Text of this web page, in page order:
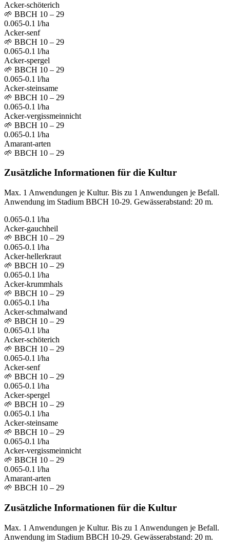
Acker-schöterich
🌱 BBCH 10 – 29
0.065-0.1 l/ha
Acker-senf
🌱 BBCH 10 – 29
0.065-0.1 l/ha
Acker-spergel
🌱 BBCH 10 – 29
0.065-0.1 l/ha
Acker-steinsame
🌱 BBCH 10 – 29
0.065-0.1 l/ha
Acker-vergissmeinnicht
🌱 BBCH 10 – 29
0.065-0.1 l/ha
Amarant-arten
🌱 BBCH 10 – 29
Zusätzliche Informationen für die Kultur
Max. 1 Anwendungen je Kultur. Bis zu 1 Anwendungen je Befall.
Anwendung im Stadium BBCH 10-29. Gewässerabstand: 20 m.
0.065-0.1 l/ha
Acker-gauchheil
🌱 BBCH 10 – 29
0.065-0.1 l/ha
Acker-hellerkraut
🌱 BBCH 10 – 29
0.065-0.1 l/ha
Acker-krummhals
🌱 BBCH 10 – 29
0.065-0.1 l/ha
Acker-schmalwand
🌱 BBCH 10 – 29
0.065-0.1 l/ha
Acker-schöterich
🌱 BBCH 10 – 29
0.065-0.1 l/ha
Acker-senf
🌱 BBCH 10 – 29
0.065-0.1 l/ha
Acker-spergel
🌱 BBCH 10 – 29
0.065-0.1 l/ha
Acker-steinsame
🌱 BBCH 10 – 29
0.065-0.1 l/ha
Acker-vergissmeinnicht
🌱 BBCH 10 – 29
0.065-0.1 l/ha
Amarant-arten
🌱 BBCH 10 – 29
Zusätzliche Informationen für die Kultur
Max. 1 Anwendungen je Kultur. Bis zu 1 Anwendungen je Befall.
Anwendung im Stadium BBCH 10-29. Gewässerabstand: 20 m.